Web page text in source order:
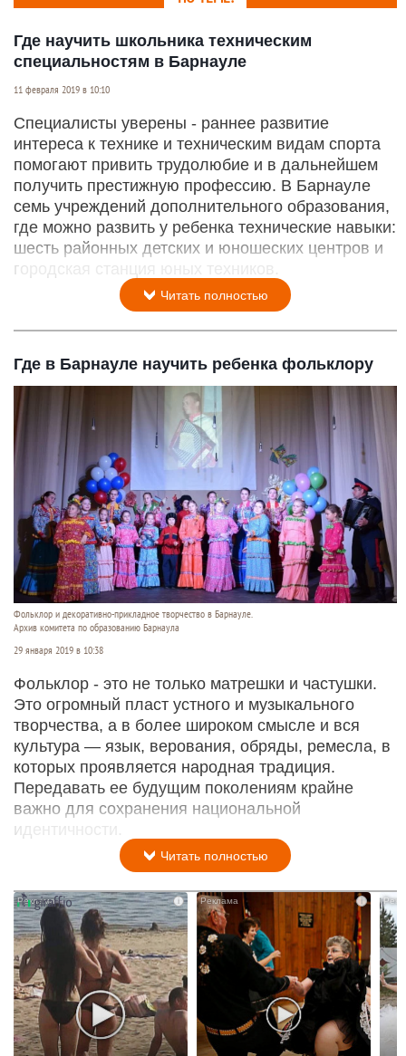
Где научить школьника техническим
специальностям в Барнауле
11 февраля 2019 в 10:10
Специалисты уверены - раннее развитие
интереса к технике и техническим видам спорта
помогают привить трудолюбие и в дальнейшем
получить престижную профессию. В Барнауле
семь учреждений дополнительного образования,
где можно развить у ребенка технические навыки:
шесть районных детских и юношеских центров и
городская станция юных техников.
Читать полностью
Где в Барнауле научить ребенка фольклору
Фольклор и декоративно-прикладное творчество в Барнауле.
Архив комитета по образованию Барнаула
29 января 2019 в 10:38
Фольклор - это не только матрешки и частушки.
Это огромный пласт устного и музыкального
творчества, а в более широком смысле и вся
культура — язык, верования, обряды, ремесла, в
которых проявляется народная традиция.
Передавать ее будущим поколениям крайне
важно для сохранения национальной
идентичности.
Читать полностью
i